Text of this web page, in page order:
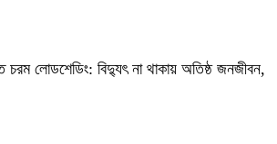
চরম লোডশেডিং: বিদ্যুৎ না থাকায় অতিষ্ঠ জনজীবন,